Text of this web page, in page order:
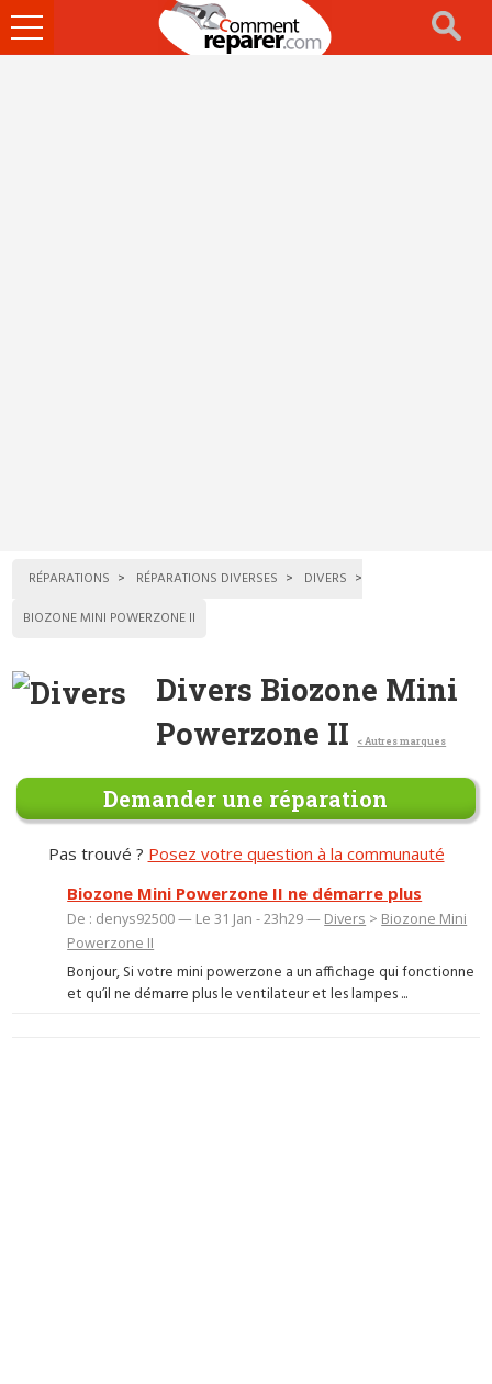
Ouvrir
le
RÉPARATIONS RÉPARATIONS DIVERSES
DIVERS
BIOZONE MINI POWERZONE II
Divers Biozone Mini
Powerzone II
< Autres marques
Demander une réparation
Pas trouvé ? Posez votre question à la communauté
Biozone Mini Powerzone II ne démarre plus
De : denys92500 — Le 31 Jan - 23h29 — Divers > Biozone Mini
Powerzone II
Bonjour, Si votre mini powerzone a un affichage qui fonctionne
et qu’il ne démarre plus le ventilateur et les lampes ...